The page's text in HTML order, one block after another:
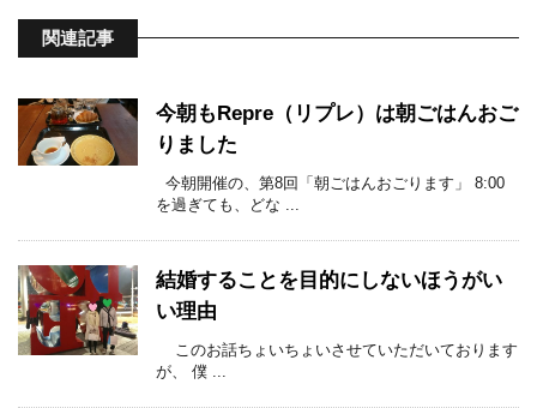
関連記事
今朝もRepre（リプレ）は朝ごはんおご
りました
今朝開催の、第8回「朝ごはんおごります」 8:00
を過ぎても、どな ...
結婚することを目的にしないほうがい
い理由
このお話ちょいちょいさせていただいております
が、 僕 ...